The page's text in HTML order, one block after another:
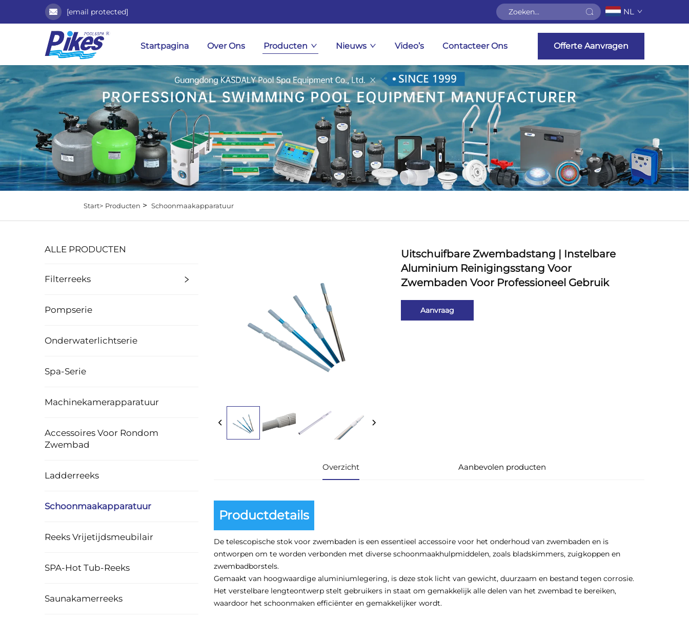
[email protected] NL
Startpagina Over Ons Producten Nieuws Video’s Contacteer Ons Offerte Aanvragen
Start> Producten > Schoonmaakapparatuur
ALLE PRODUCTEN
Filterreeks
Pompserie
Onderwaterlichtserie
Spa-Serie
Machinekamerapparatuur
Accessoires Voor Rondom
Zwembad
Ladderreeks
Schoonmaakapparatuur
Reeks Vrijetijdsmeubilair
SPA-Hot Tub-Reeks
Saunakamerreeks
Uitschuifbare Zwembadstang | Instelbare
Aluminium Reinigingsstang Voor
Zwembaden Voor Professioneel Gebruik
Aanvraag
Overzicht Aanbevolen producten
Productdetails
De telescopische stok voor zwembaden is een essentieel accessoire voor het onderhoud van zwembaden en is
ontworpen om te worden verbonden met diverse schoonmaakhulpmiddelen, zoals bladskimmers, zuigkoppen en
zwembadborstels.
Gemaakt van hoogwaardige aluminiumlegering, is deze stok licht van gewicht, duurzaam en bestand tegen corrosie.
Het verstelbare lengteontwerp stelt gebruikers in staat om gemakkelijk alle delen van het zwembad te bereiken,
waardoor het schoonmaken efficiënter en gemakkelijker wordt.